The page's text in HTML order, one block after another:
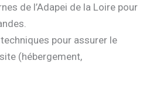
de l’Adapei de la Loire pour
pour assurer le
(hébergement,